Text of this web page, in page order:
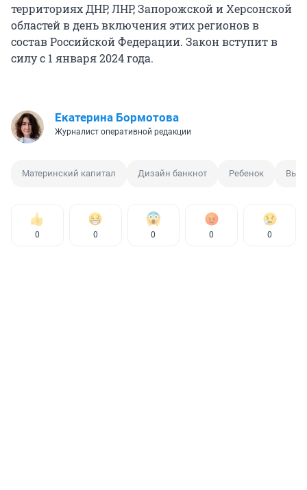
территориях ДНР, ЛНР, Запорожской и Херсонской
областей в день включения этих регионов в
состав Российской Федерации. Закон вступит в
силу с 1 января 2024 года.
Екатерина Бормотова
Журналист оперативной редакции
Материнский капитал Дизайн банкнот Ребенок
0 0 0 0 0